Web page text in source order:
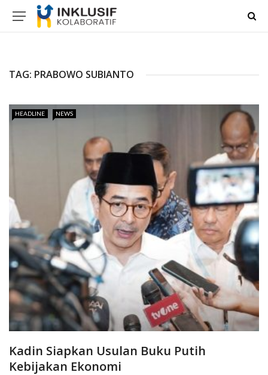
TAG: PRABOWO SUBIANTO
HEADLINE NEWS
Kadin Siapkan Usulan Buku Putih
Kebijakan Ekonomi